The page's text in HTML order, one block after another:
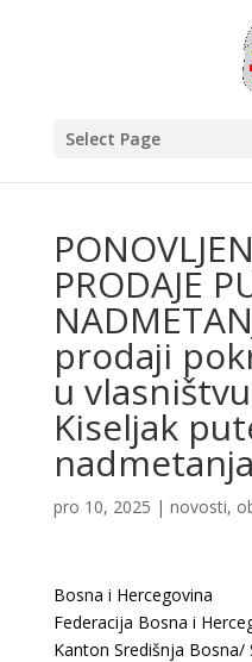
Select Page
PRODAJE
prodaji
u
Kiseljak
nadmetanja
pro 10, 2025 | novosti,
Bosna i Hercegovina
Federacija Bosna i
Kanton Središnja